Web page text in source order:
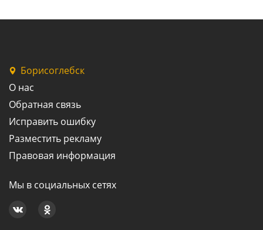
Борисоглебск
О нас
Обратная связь
Исправить ошибку
Разместить рекламу
Правовая информация
Мы в социальных сетях